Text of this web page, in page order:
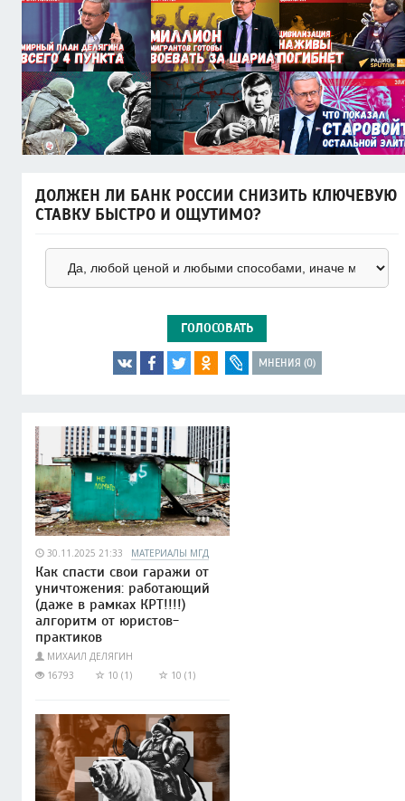
ДОЛЖЕН ЛИ БАНК РОССИИ СНИЗИТЬ КЛЮЧЕВУЮ
СТАВКУ БЫСТРО И ОЩУТИМО?
ГОЛОСОВАТЬ
МНЕНИЯ (0)
30.11.2025 21:33 МАТЕРИАЛЫ МГД
Как спасти свои гаражи от
уничтожения: работающий
(даже в рамках КРТ!!!!)
алгоритм от юристов-
практиков
МИХАИЛ ДЕЛЯГИН
16793
10 (1) 10 (1)